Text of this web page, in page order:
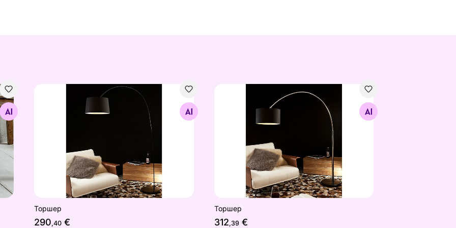
Найдите похожие
Торшер
290,40 €
Найдите похожие
Торшер
312,39€